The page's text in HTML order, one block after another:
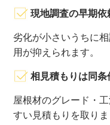
現地調査の早期依
劣化が小さいうちに
用が抑えられます。
相見積もりは同条
屋根材のグレード・
すい見積もりを取りま